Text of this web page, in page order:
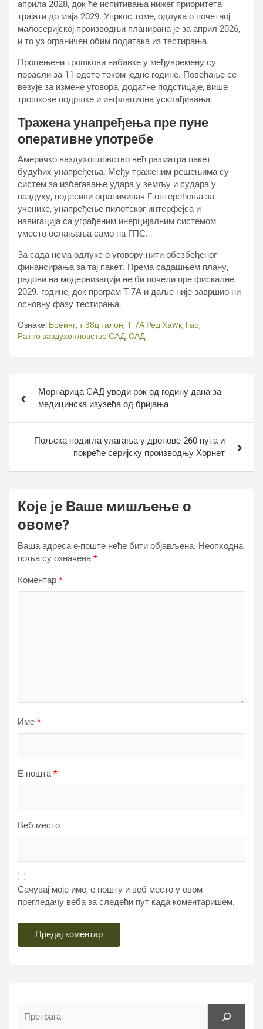
априла 2028, док ће испитивања нижег приоритета
трајати до маја 2029. Упркос томе, одлука о почетној
малосеријској производњи планирана је за април 2026,
и то уз ограничен обим података из тестирања.
Процењени трошкови набавке у међувремену су
порасли за 11 одсто током једне године. Повећање се
везује за измене уговора, додатне подстицаје, више
трошкове подршке и инфлациона усклађивања.
Тражена унапређења пре пуне
оперативне употребе
Америчко ваздухопловство већ разматра пакет
будућих унапређења. Међу траженим решењима су
систем за избегавање удара у земљу и судара у
ваздуху, подесиви ограничивач Г-оптерећења за
ученике, унапређење пилотског интерфејса и
навигација са уграђеним инерцијалним системом
уместо ослањања само на ГПС.
За сада нема одлуке о уговору нити обезбеђеног
финансирања за тај пакет. Према садашњем плану,
радови на модернизацији не би почели пре фискалне
2029. године, док програм Т-7А и даље није завршио ни
основну фазу тестирања.
Ознаке: Боеинг, т-38ц талон, Т-7А Ред Хаwк, Гао,
Ратно ваздухопловство САД, САД
чланкаМорнарица САД уводи рок од годину дана за
медицинска изузећа од бријања
Пољска подигла улагања у дронове 260 пута и
покреће серијску производњу Хорнет
Које је Ваше мишљење о
овоме?
Ваша адреса е-поште неће бити објављена. Неопходна
поља су означена*
Коментар *
Име *
Е-пошта*
Веб место
Сачувај моје име, е-пошту и веб место у овом
прегледачу веба за следећи пут када коментаришем.